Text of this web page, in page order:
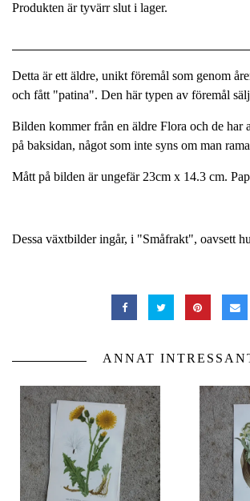
Produkten är tyvärr slut i lager.
Detta är ett äldre, unikt föremål som genom
och fått "patina". Den här typen av föremål
Bilden kommer från en äldre Flora och de har
på baksidan, något som inte syns om man
Mått på bilden är ungefär 23cm x 14.3 cm.
Dessa växtbilder ingår, i "Småfrakt", oavsett
ANNAT